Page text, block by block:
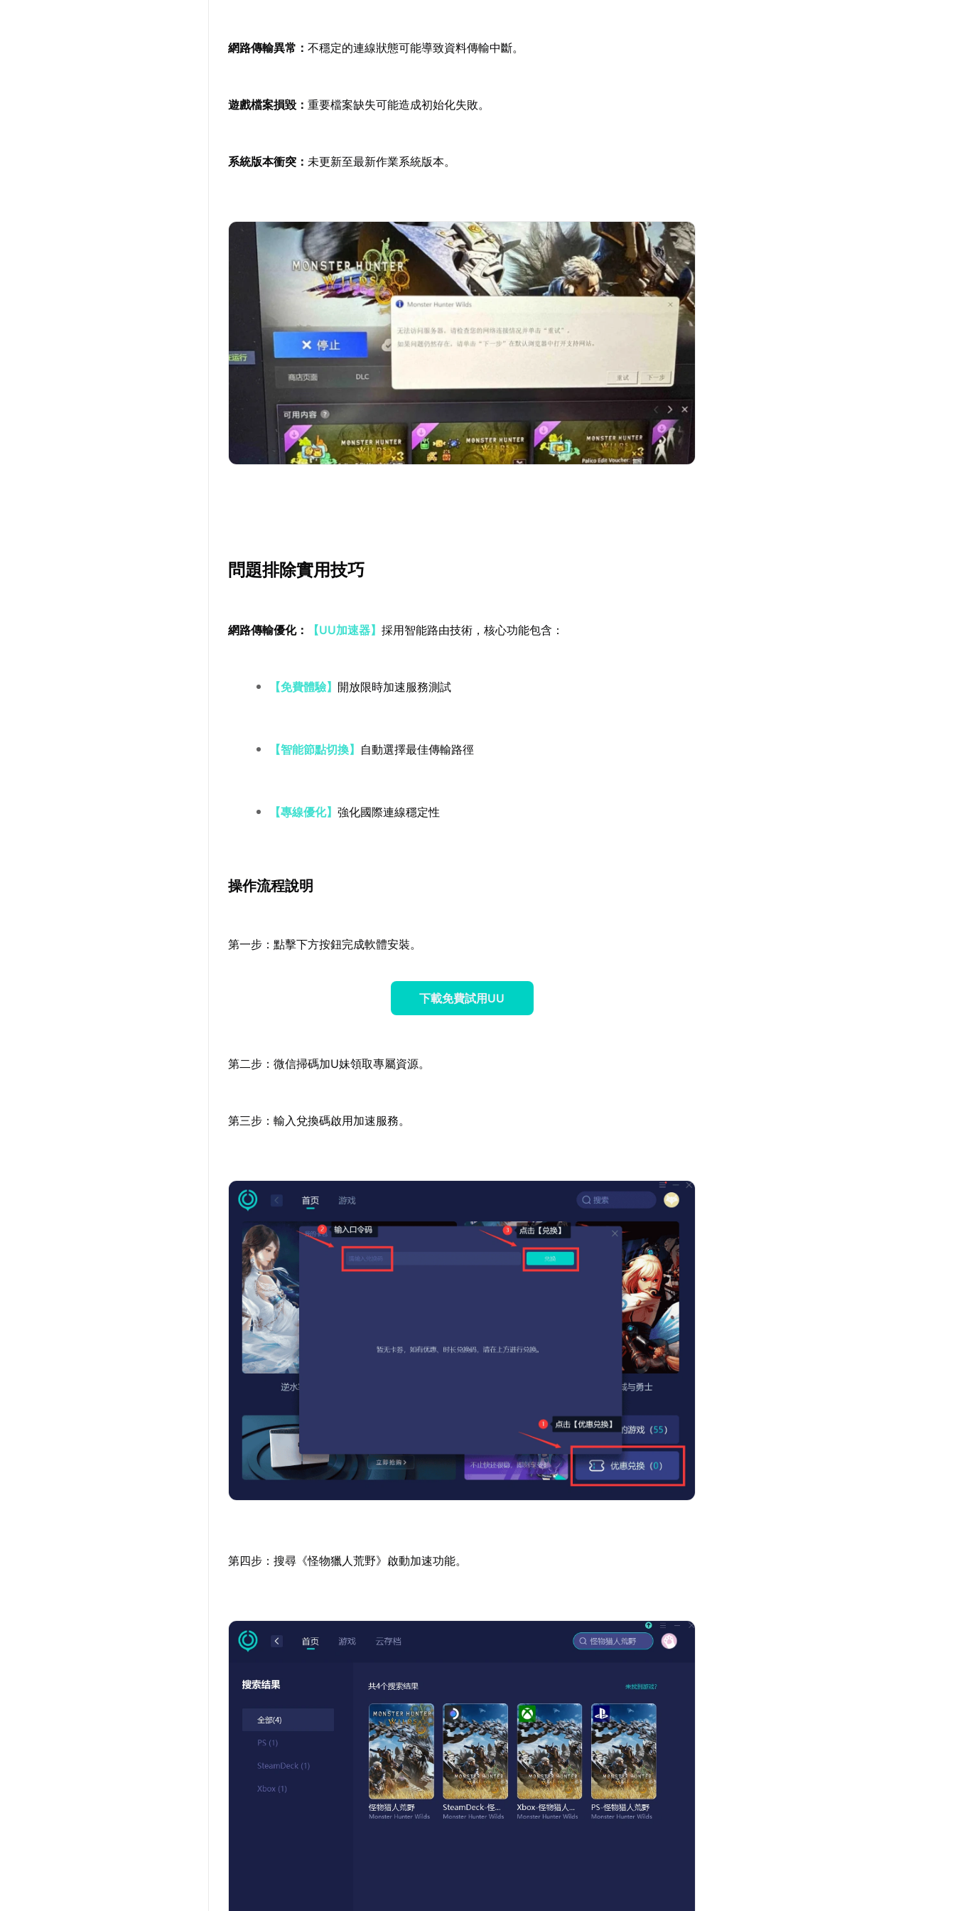
網路傳輸異常：不穩定的連線狀態可能導致資料傳輸中斷。
遊戲檔案損毀：重要檔案缺失可能造成初始化失敗。
系統版本衝突：未更新至最新作業系統版本。
問題排除實用技巧
網路傳輸優化： 【UU加速器】採用智能路由技術，核心功能包含：
【免費體驗】 開放限時加速服務測試
【智能節點切換】 自動選擇最佳傳輸路徑
【專線優化】強化國際連線穩定性
操作流程說明
第一步：點擊下方按鈕完成軟體安裝。
下載免費試用UU
第二步：微信掃碼加U妹領取專屬資源。
第三步：輸入兌換碼啟用加速服務。
第四步：搜尋《怪物獵人荒野》啟動加速功能。